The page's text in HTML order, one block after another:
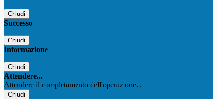
Chiudi
Successo
Chiudi
Informazione
Chiudi
Attendere...
Attendere il completamento dell'operazione...
Chiudi